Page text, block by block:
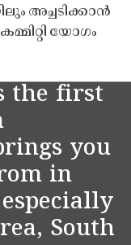
അച്ചടിക്കാൻ
യോഗം
the first
you
in
South